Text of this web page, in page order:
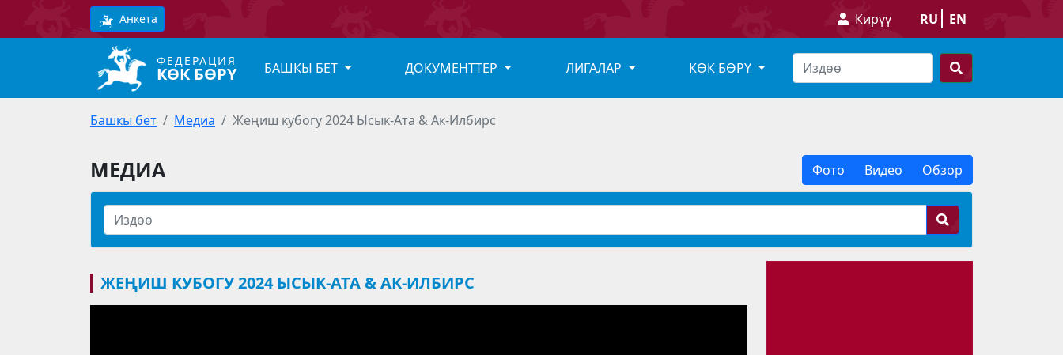
Анкета Кирүү RU EN
ФЕДЕРАЦИЯ
КӨК БӨРҮ БАШКЫ БЕТ ДОКУМЕНТТЕР ЛИГАЛАР КӨК БӨРҮ
Башкы бет Медиа Жеңиш кубогу 2024 Ысык-Ата & Ак-Илбирс
МЕДИА Фото Видео Обзор
ЖЕҢИШ КУБОГУ 2024 ЫСЫК-АТА & АК-ИЛБИРС